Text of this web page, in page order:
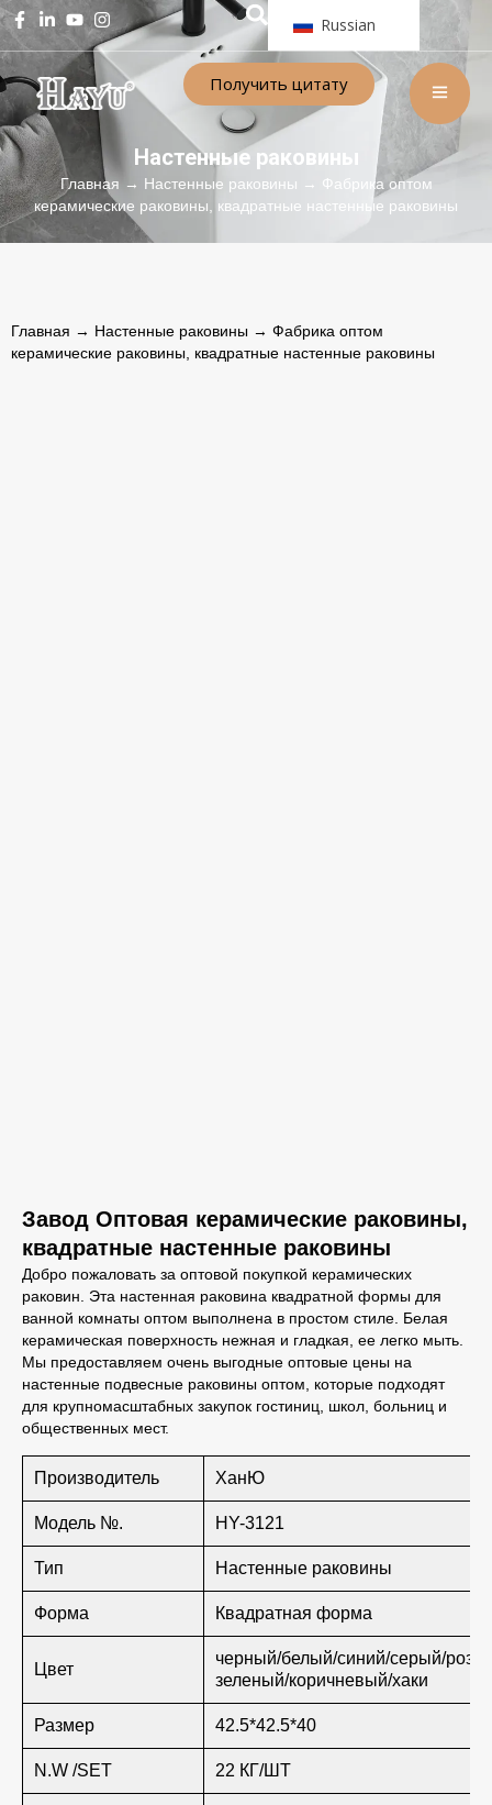
Russian
Получить цитату
Настенные раковины
Главная → Настенные раковины → Фабрика оптом
керамические раковины, квадратные настенные раковины
Главная → Настенные раковины → Фабрика оптом
керамические раковины, квадратные настенные раковины
Завод Оптовая керамические раковины,
квадратные настенные раковины
Добро пожаловать за оптовой покупкой керамических
раковин. Эта настенная раковина квадратной формы для
ванной комнаты оптом выполнена в простом стиле. Белая
керамическая поверхность нежная и гладкая, ее легко мыть.
Мы предоставляем очень выгодные оптовые цены на
настенные подвесные раковины оптом, которые подходят
для крупномасштабных закупок гостиниц, школ, больниц и
общественных мест.
Производитель ХанЮ
Модель №. HY-3121
Тип Настенные раковины
Форма Квадратная форма
Цвет
черный/белый/синий/серый/
зеленый/коричневый/хаки
Размер 42.5*42.5*40
N.W /SET 22 КГ/ШТ